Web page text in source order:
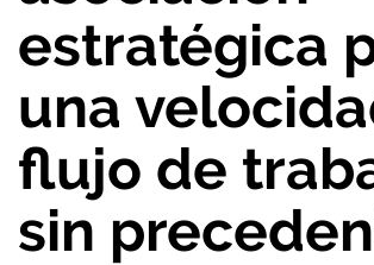
estratégica
una
flujo de
sin